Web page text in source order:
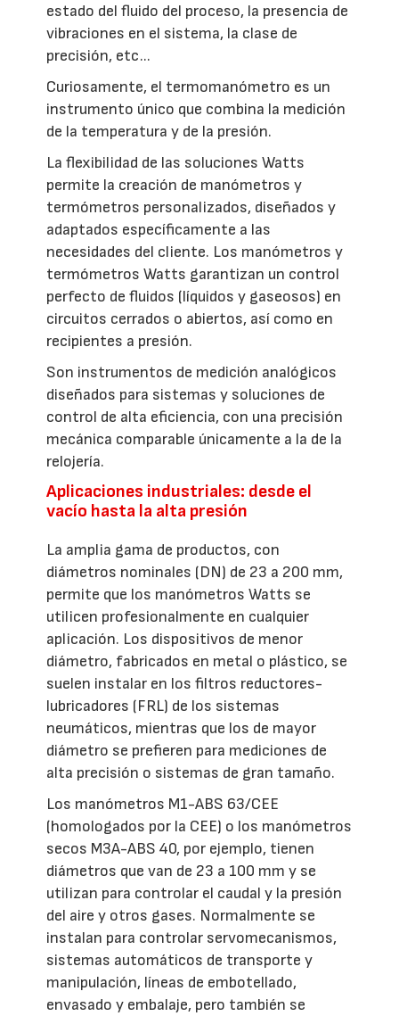
estado del fluido del proceso, la presencia de
vibraciones en el sistema, la clase de
precisión, etc...
Curiosamente, el termomanómetro es un
instrumento único que combina la medición
de la temperatura y de la presión.
La flexibilidad de las soluciones Watts
permite la creación de manómetros y
termómetros personalizados, diseñados y
adaptados específicamente a las
necesidades del cliente. Los manómetros y
termómetros Watts garantizan un control
perfecto de fluidos (líquidos y gaseosos) en
circuitos cerrados o abiertos, así como en
recipientes a presión.
Son instrumentos de medición analógicos
diseñados para sistemas y soluciones de
control de alta eficiencia, con una precisión
mecánica comparable únicamente a la de la
relojería.
Aplicaciones industriales: desde el
vacío hasta la alta presión
La amplia gama de productos, con
diámetros nominales (DN) de 23 a 200 mm,
permite que los manómetros Watts se
utilicen profesionalmente en cualquier
aplicación. Los dispositivos de menor
diámetro, fabricados en metal o plástico, se
suelen instalar en los filtros reductores-
lubricadores (FRL) de los sistemas
neumáticos, mientras que los de mayor
diámetro se prefieren para mediciones de
alta precisión o sistemas de gran tamaño.
Los manómetros M1-ABS 63/CEE
(homologados por la CEE) o los manómetros
secos M3A-ABS 40, por ejemplo, tienen
diámetros que van de 23 a 100 mm y se
utilizan para controlar el caudal y la presión
del aire y otros gases. Normalmente se
instalan para controlar servomecanismos,
sistemas automáticos de transporte y
manipulación, líneas de embotellado,
envasado y embalaje, pero también se